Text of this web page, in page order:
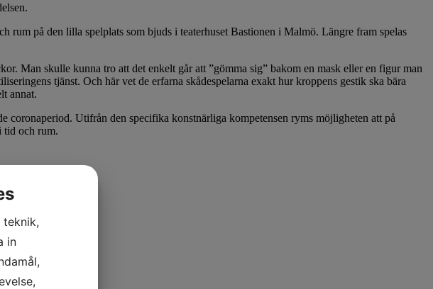
på den lilla spelplats som bjuds i teaterhuset Bastionen i Malmö. Längre fram spelas
Man skulle kunna tro att det enkelt går att ”gömma sig” bakom en mask eller en figur man
tjänst. Och här vet de erfarna skådespelarna exakt hur kroppens gestik ska bära
annat.
coronaperiod. Utifrån den specifika konstnärliga kompetensen ryms möjligheten att på
tid och rum.
teknik,
in